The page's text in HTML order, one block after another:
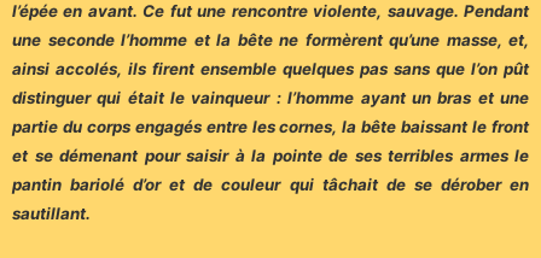
l’épée en avant. Ce fut une rencontre violente, sauvage. Pendant
une seconde l’homme et la bête ne formèrent qu’une masse, et,
ainsi accolés, ils firent ensemble quelques pas sans que l’on pût
distinguer qui était le vainqueur : l’homme ayant un bras et une
partie du corps engagés entre les cornes, la bête baissant le front
et se démenant pour saisir à la pointe de ses terribles armes le
pantin bariolé d’or et de couleur qui tâchait de se dérober en
sautillant.